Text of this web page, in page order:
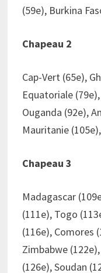
(59e), Burkina
Chapeau 2
Cap-Vert (65e),
Equatoriale
Ouganda (92e),
Mauritanie
Chapeau 3
Madagascar
(111e), Togo
(116e), Comores
Zimbabwe
(126e), Soudan